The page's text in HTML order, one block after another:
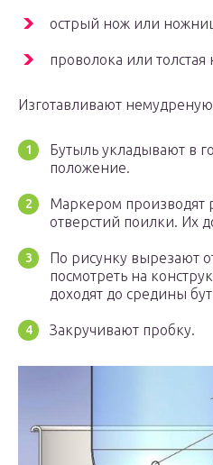
острый нож или
проволока или
Изготавливают
Бутыль укладывают в
положение.
Маркером производят
отверстий поилки. Их
По рисунку вырезают
посмотреть на
доходят до средины
Закручивают пробку.